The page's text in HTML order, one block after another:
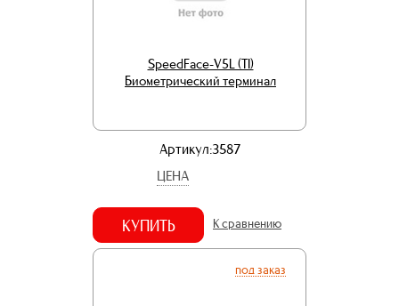
SpeedFace-V5L (TI)
Биометрический терминал
Артикул:3587
ЦЕНА
КУПИТЬ К сравнению
под заказ